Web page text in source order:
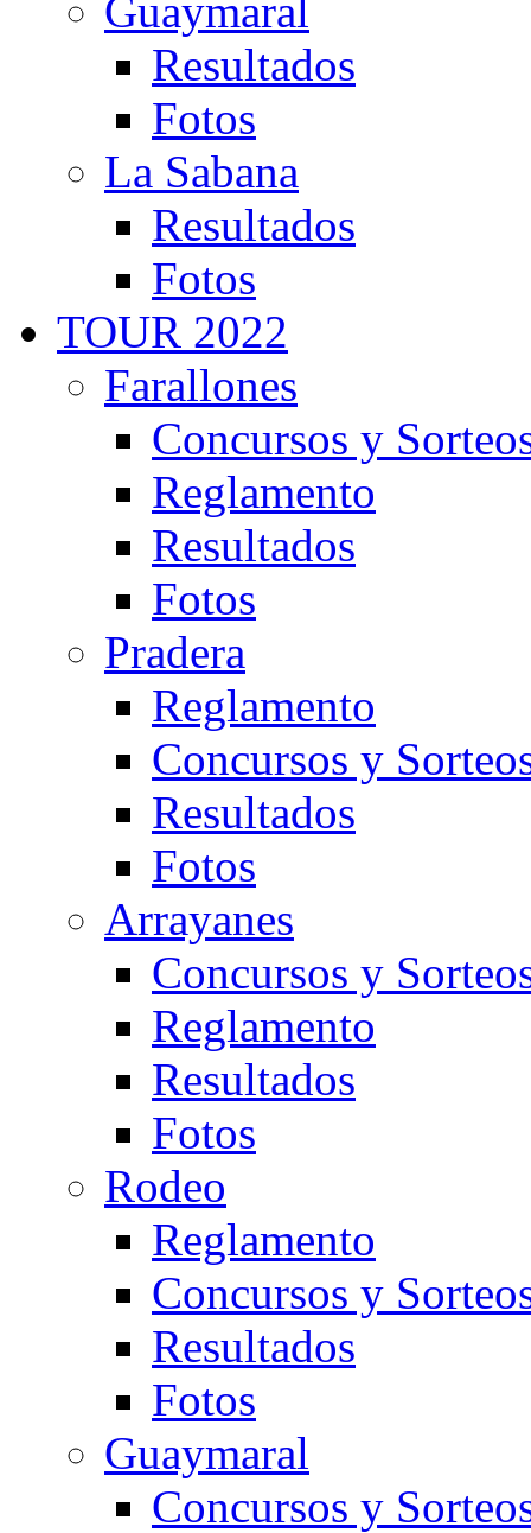
Guaymaral
Resultados
Fotos
La Sabana
Resultados
Fotos
TOUR 2022
Farallones
Concursos y
Reglamento
Resultados
Fotos
Pradera
Reglamento
Concursos y
Resultados
Fotos
Arrayanes
Concursos y
Reglamento
Resultados
Fotos
Rodeo
Reglamento
Concursos y
Resultados
Fotos
Guaymaral
Concursos y